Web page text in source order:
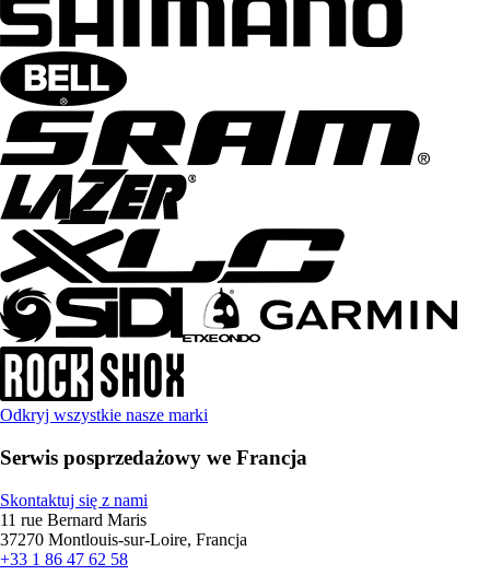
Odkryj wszystkie nasze marki
Serwis posprzedażowy we Francja
Skontaktuj się z nami
11 rue Bernard Maris
37270 Montlouis-sur-Loire, Francja
+33 1 86 47 62 58